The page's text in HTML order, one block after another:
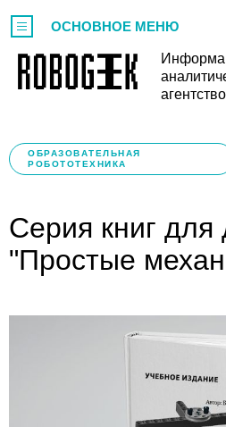
агентство
ОСНОВНОЕ МЕНЮ
ОБРАЗОВАТЕЛЬНАЯ
РОБОТОТЕХНИКА
Серия книг для
"Простые